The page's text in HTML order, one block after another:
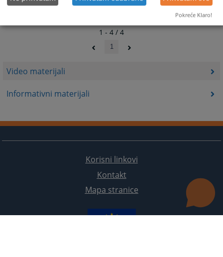
Video materijali
Informativni materijali
1 - 4 / 4
1
Korisni linkovi
Kontakt
Mapa stranice
Pokreće Klaro!